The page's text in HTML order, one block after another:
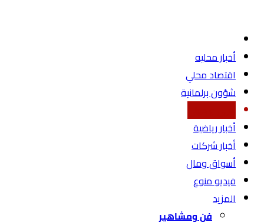
أخبار محليه
اقتصاد محلي
شؤون برلمانية
أخبار رياضية
أخبار شركات
أسواق ومال
فيديو منوع
المزيد
فن ومشاهير